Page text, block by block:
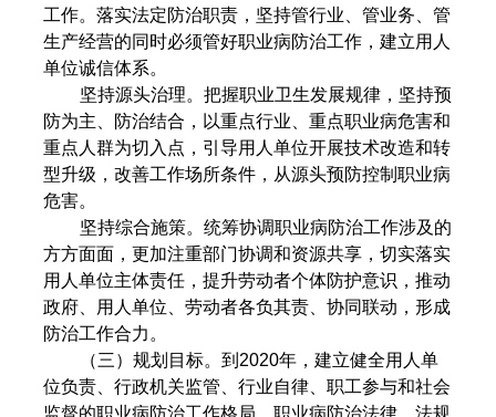
工作。落实法定防治职责，坚持管行业、管业务、管
生产经营的同时必须管好职业病防治工作，建立用人
单位诚信体系。
坚持源头治理。把握职业卫生发展规律，坚持预
防为主、防治结合，以重点行业、重点职业病危害和
重点人群为切入点，引导用人单位开展技术改造和转
型升级，改善工作场所条件，从源头预防控制职业病
危害。
坚持综合施策。统筹协调职业病防治工作涉及的
方方面面，更加注重部门协调和资源共享，切实落实
用人单位主体责任，提升劳动者个体防护意识，推动
政府、用人单位、劳动者各负其责、协同联动，形成
防治工作合力。
（三）规划目标。到2020年，建立健全用人单
位负责、行政机关监管、行业自律、职工参与和社会
监督的职业病防治工作格局。职业病防治法律、法规